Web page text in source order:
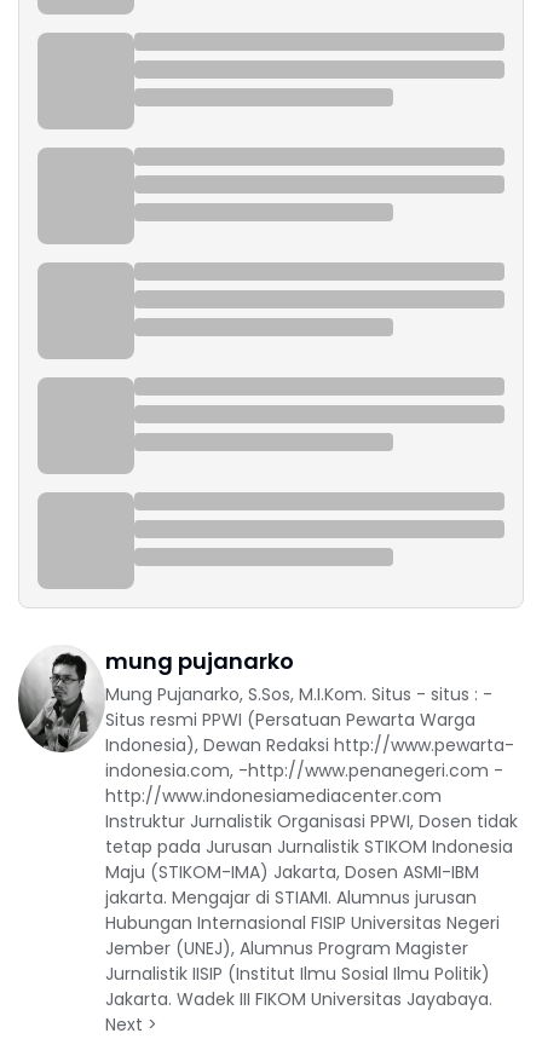
mung pujanarko
Mung Pujanarko, S.Sos, M.I.Kom. Situs - situs : -
Situs resmi PPWI (Persatuan Pewarta Warga
Indonesia), Dewan Redaksi http://www.pewarta-
indonesia.com, -http://www.penanegeri.com -
http://www.indonesiamediacenter.com
Instruktur Jurnalistik Organisasi PPWI, Dosen tidak
tetap pada Jurusan Jurnalistik STIKOM Indonesia
Maju (STIKOM-IMA) Jakarta, Dosen ASMI-IBM
jakarta. Mengajar di STIAMI. Alumnus jurusan
Hubungan Internasional FISIP Universitas Negeri
Jember (UNEJ), Alumnus Program Magister
Jurnalistik IISIP (Institut Ilmu Sosial Ilmu Politik)
Jakarta. Wadek III FIKOM Universitas Jayabaya.
Next >